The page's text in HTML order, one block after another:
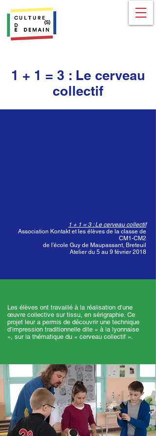
1 + 1 = 3 : Le cerveau
collectif
1 + 1 = 3 : Le cerveau collectif
Association Kontakt et les élèves de la classe de
CM1-CM2
de l'école Guy de Maupassant, Breteuil
Atelier du 5 au 9 février 2018
Les élèves ont travaillé à la réalisation d’une
œuvre collective sur tissu, en sérigraphie. Ce
projet leur a permis de découvrir une technique
d’impression traditionnelle dite « à la lyonnaise
», sur la thématique du « cerveau collectif ».